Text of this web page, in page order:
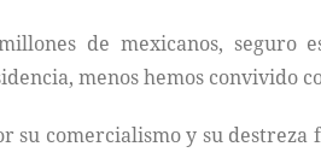
de mexicanos, seguro
menos hemos convivido
comercialismo y su